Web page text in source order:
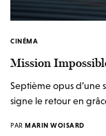
CINÉMA
Mission
Septième opus d’une
signe le retour en
PAR MARIN WOISARD